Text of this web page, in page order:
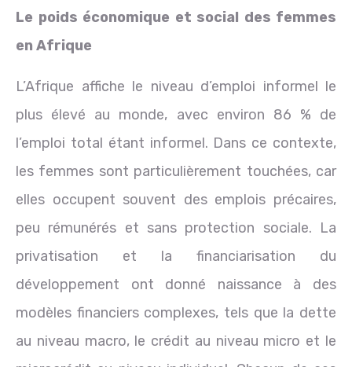
Le poids économique et social des femmes
en Afrique
L’Afrique affiche le niveau d’emploi informel le
plus élevé au monde, avec environ 86 % de
l’emploi total étant informel. Dans ce contexte,
les femmes sont particulièrement touchées, car
elles occupent souvent des emplois précaires,
peu rémunérés et sans protection sociale. La
privatisation et la financiarisation du
développement ont donné naissance à des
modèles financiers complexes, tels que la dette
au niveau macro, le crédit au niveau micro et le